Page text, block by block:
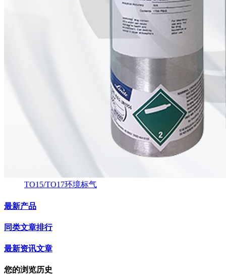
TO15/TO17环境标气
最新产品
同类文章排行
最新资讯文章
您的浏览历史